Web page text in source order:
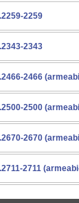
2259
2343
2466
2500
2670
2711